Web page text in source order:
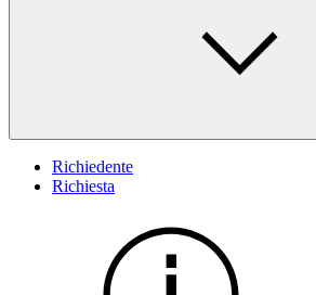
Richiedente
Richiesta